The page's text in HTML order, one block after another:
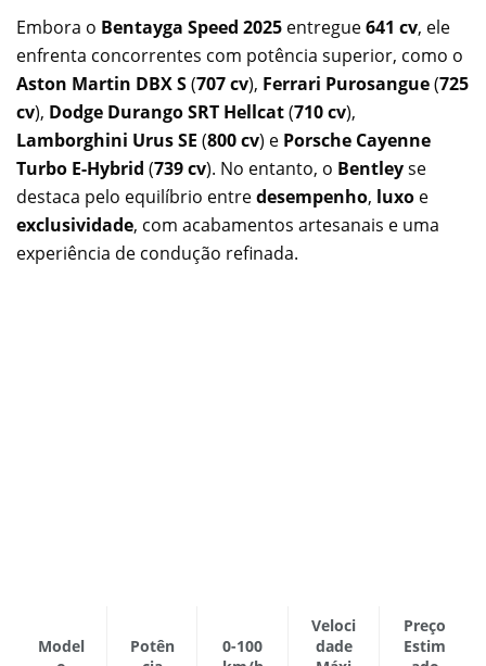
Embora o Bentayga Speed 2025 entregue641 cv, ele
enfrenta concorrentes com potência superior, como o
Aston Martin DBX S(707 cv), Ferrari Purosangue(725
cv), Dodge Durango SRT Hellcat(710 cv),
Lamborghini Urus SE (800 cv) e Porsche Cayenne
Turbo E-Hybrid (739 cv). No entanto, o Bentleyse
destaca pelo equilíbrio entredesempenho, luxo e
exclusividade, com acabamentos artesanais e uma
experiência de condução refinada.
Model
Potên
0-100
Veloci
dade
Preço
Estim